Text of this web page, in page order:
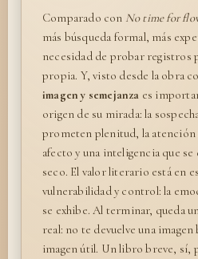
Comparado con No time for
más búsqueda formal, más
necesidad de probar registros
propia. Y, visto desde la obra
imagen y semejanza es
origen de su mirada: la
prometen plenitud, la
afecto y una inteligencia que
seco. El valor literario está en
vulnerabilidad y control: la
se exhibe. Al terminar, queda
real: no te devuelve una
imagen útil. Un libro breve, sí,